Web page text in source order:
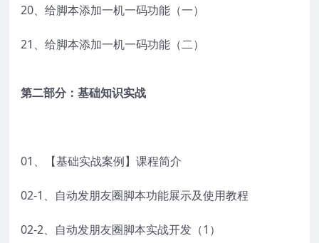
20、给脚本添加一机一码功能（一）
21、给脚本添加一机一码功能（二）
第二部分： 基础知识实战
01、【基础实战案例】课程简介
02-1、自动发朋友圈脚本功能展示及使用教程
02-2、自动发朋友圈脚本实战开发（1）